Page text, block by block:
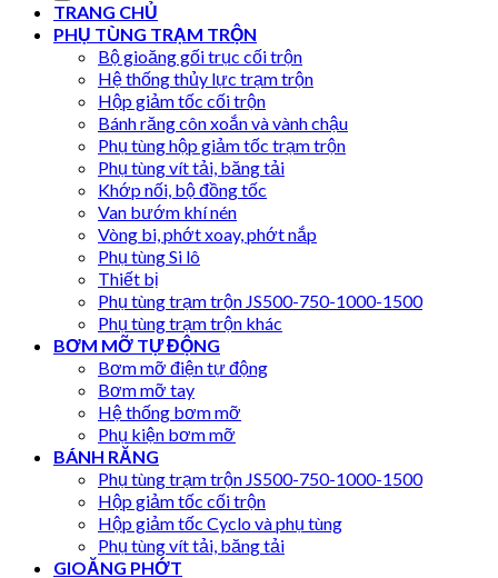
TRANG CHỦ
PHỤ TÙNG TRẠM TRỘN
Bộ gioăng gối trục cối trộn
Hệ thống thủy lực trạm trộn
Hộp giảm tốc cối trộn
Bánh răng côn xoắn và vành chậu
Phụ tùng hộp giảm tốc trạm trộn
Phụ tùng vít tải, băng tải
Khớp nối, bộ đồng tốc
Van bướm khí nén
Vòng bi, phớt xoay, phớt nắp
Phụ tùng Si lô
Thiết bị
Phụ tùng trạm trộn JS500-750-1000-1500
Phụ tùng trạm trộn khác
BƠM MỠ TỰ ĐỘNG
Bơm mỡ điện tự động
Bơm mỡ tay
Hệ thống bơm mỡ
Phụ kiện bơm mỡ
BÁNH RĂNG
Phụ tùng trạm trộn JS500-750-1000-1500
Hộp giảm tốc cối trộn
Hộp giảm tốc Cyclo và phụ tùng
Phụ tùng vít tải, băng tải
GIOĂNG PHỚT